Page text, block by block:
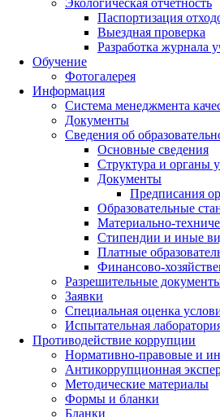
Экологическая отчетность
Паспортизация
Выездная проверка
Разработка журнала
Обучение
Фотогалерея
Информация
Система менеджмента
Документы
Сведения об
Основные сведения
Структура и органы
Документы
Предписания
Образовательные
Материально-
Стипендии и иные
Платные
Финансово-
Разрешительные
Заявки
Специальная оценка
Испытательная
Противодействие коррупции
Нормативно-правовые и
Антикоррупционная
Методические материалы
Формы и бланки
Бланки